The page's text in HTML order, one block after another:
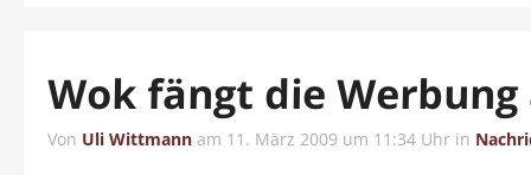
Wok fängt die Werbung
Von Uli Wittmann am 11. März 2009 um 11:34 Uhr in